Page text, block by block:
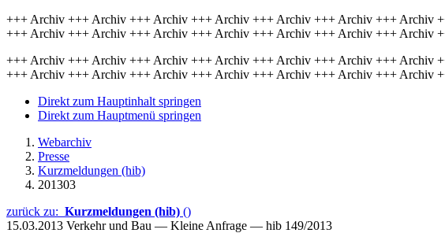
+++ Archiv +++ Archiv +++ Archiv +++ Archiv +++ Archiv +++ Archiv +++
+++ Archiv +++ Archiv +++ Archiv +++ Archiv +++ Archiv +++ Archiv +++ Archiv
+++ Archiv +++ Archiv +++ Archiv +++ Archiv +++ Archiv +++ Archiv +++
+++ Archiv +++ Archiv +++ Archiv +++ Archiv +++ Archiv +++ Archiv +++ Archiv
Direkt zum Hauptinhalt springen
Direkt zum Hauptmenü springen
Webarchiv
Presse
Kurzmeldungen (hib)
201303
zurück zu: Kurzmeldungen (hib) ()
15.03.2013 Verkehr und Bau — Kleine Anfrage — hib 149/2013